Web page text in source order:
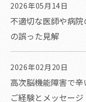
2026年05月14日
不適切な医師や病
の誤った見解
2026年02月20日
高次脳機能障害で
ご経験とメッセージ